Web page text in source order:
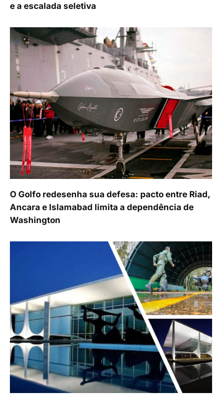
e a escalada seletiva
O Golfo redesenha sua defesa: pacto entre Riad,
Ancara e Islamabad limita a dependência de
Washington